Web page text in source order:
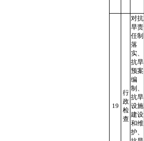
19
行
政
检
查
对抗
旱责
任制
落
实、
抗旱
预案
编
制、
抗旱
设施
建设
和维
护、